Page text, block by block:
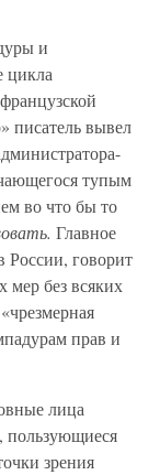
и
цикла
писатель вывел
тупым
во что бы то
Главное
России, говорит
мер без всяких
прав и
лица
пользующиеся
зрения